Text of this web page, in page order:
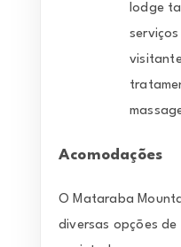
lodge
Acomodações
O Mataraba
diversas opções de